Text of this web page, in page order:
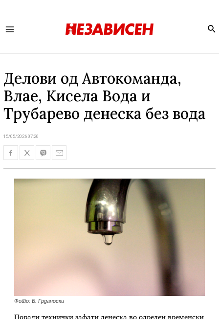
Делови од Автокоманда,
Влае, Кисела Вода и
Трубарево денеска без вода
15/05/2026 07:20
Фото: Б. Грданоски